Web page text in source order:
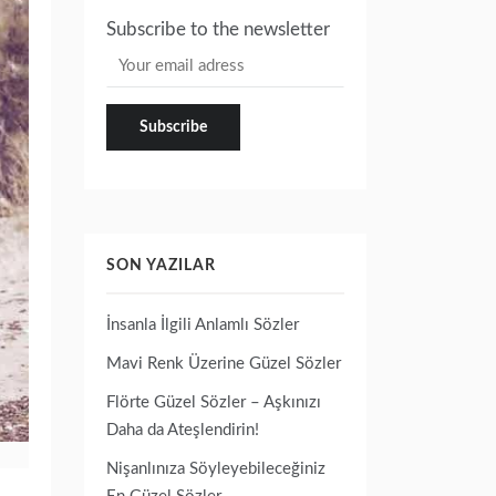
Subscribe to the newsletter
SON YAZILAR
İnsanla İlgili Anlamlı Sözler
Mavi Renk Üzerine Güzel Sözler
Flörte Güzel Sözler – Aşkınızı
Daha da Ateşlendirin!
Nişanlınıza Söyleyebileceğiniz